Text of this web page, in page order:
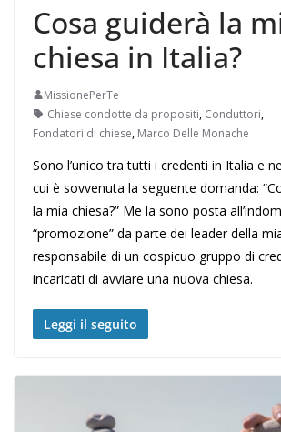
Cosa guiderà la
chiesa in Italia?
MissionePerTe
Chiese condotte da propositi, Conduttori,
Fondatori di chiese, Marco Delle Monache
Sono l’unico tra tutti i credenti in Italia e
cui è sovvenuta la seguente domanda:
la mia chiesa?” Me la sono posta
“promozione” da parte dei leader della
responsabile di un cospicuo gruppo di
incaricati di avviare una nuova chiesa.
Leggi il seguito